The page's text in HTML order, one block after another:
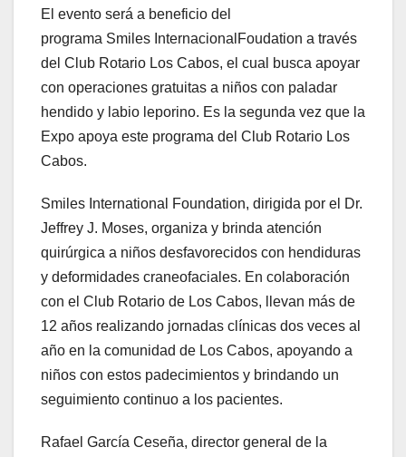
El evento será a beneficio del
programa Smiles InternacionalFoudation a través
del Club Rotario Los Cabos, el cual busca apoyar
con operaciones gratuitas a niños con paladar
hendido y labio leporino. Es la segunda vez que la
Expo apoya este programa del Club Rotario Los
Cabos.
Smiles International Foundation, dirigida por el Dr.
Jeffrey J. Moses, organiza y brinda atención
quirúrgica a niños desfavorecidos con hendiduras
y deformidades craneofaciales. En colaboración
con el Club Rotario de Los Cabos, llevan más de
12 años realizando jornadas clínicas dos veces al
año en la comunidad de Los Cabos, apoyando a
niños con estos padecimientos y brindando un
seguimiento continuo a los pacientes.
Rafael García Ceseña, director general de la